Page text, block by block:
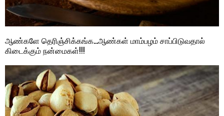
ஆண்களே தெரிஞ்சிக்கங்க…ஆண்கள் மாம்பழம் சாப்பிடுவதால்
கிடைக்கும் நன்மைகள்!!!